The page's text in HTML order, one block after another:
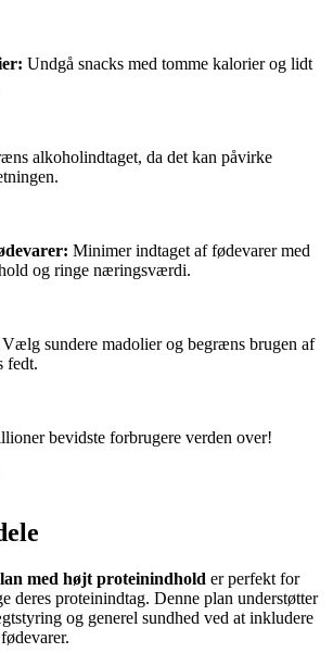
Undgå snacks med tomme kalorier og lidt
alkoholindtaget, da det kan påvirke
Minimer indtaget af fødevarer med
og ringe næringsværdi.
Vælg sundere madolier og begræns brugen af
fedt.
bevidste forbrugere verden over!
med højt proteinindhold er perfekt for
deres proteinindtag. Denne plan understøtter
og generel sundhed ved at inkludere